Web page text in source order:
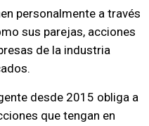
personalmente a través
sus parejas, acciones
de la industria
desde 2015 obliga a
que tengan en